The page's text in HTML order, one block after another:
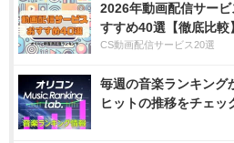
2026年動画配信サービ
すすめ40選【徹底比較】
CS動画配信サービス20選
毎週の音楽ランキング
ヒットの推移をチェッ